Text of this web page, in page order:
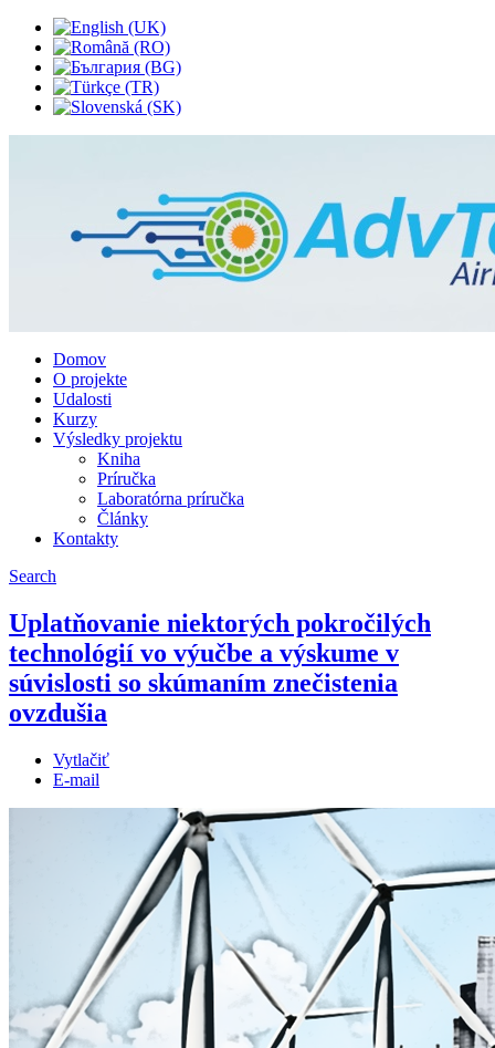
Domov
O projekte
Udalosti
Kurzy
Výsledky projektu
Kniha
Príručka
Laboratórna príručka
Články
Kontakty
Search
Uplatňovanie niektorých pokročilých
technológií vo výučbe a výskume v
súvislosti so skúmaním znečistenia
ovzdušia
Vytlačiť
E-mail